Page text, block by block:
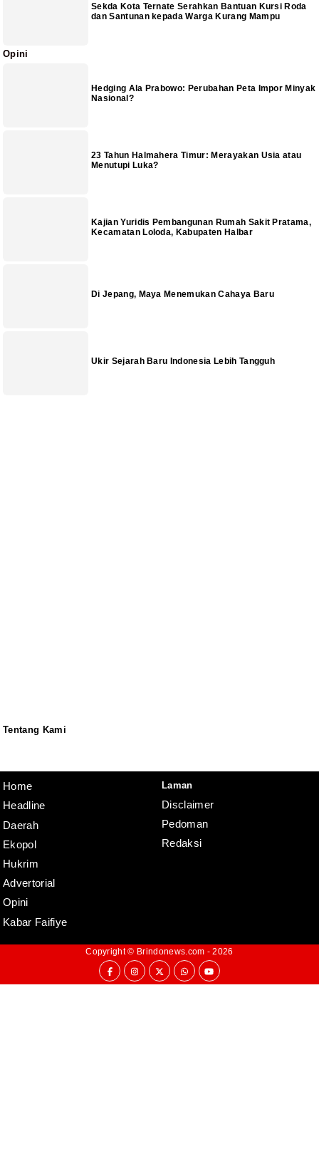
Sekda Kota Ternate Serahkan Bantuan Kursi Roda
dan Santunan kepada Warga Kurang Mampu
Opini
Hedging Ala Prabowo: Perubahan Peta Impor Minyak
Nasional?
23 Tahun Halmahera Timur: Merayakan Usia atau
Menutupi Luka?
Kajian Yuridis Pembangunan Rumah Sakit Pratama,
Kecamatan Loloda, Kabupaten Halbar
Di Jepang, Maya Menemukan Cahaya Baru
Ukir Sejarah Baru Indonesia Lebih Tangguh
Tentang Kami
Home
Headline
Daerah
Ekopol
Hukrim
Advertorial
Opini
Kabar Faifiye
Laman
Disclaimer
Pedoman
Redaksi
Copyright © Brindonews.com - 2026